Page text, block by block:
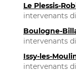
Le Plessis-
intervenants
Boulogne-
intervenants
Issy-les-
intervenants